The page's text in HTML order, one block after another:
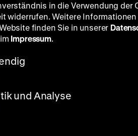
- Elektriker
- Buchbinderin
in die Verwendung der
widerrufen. Weitere
finden Sie in unserer
Impressum.
und Analyse